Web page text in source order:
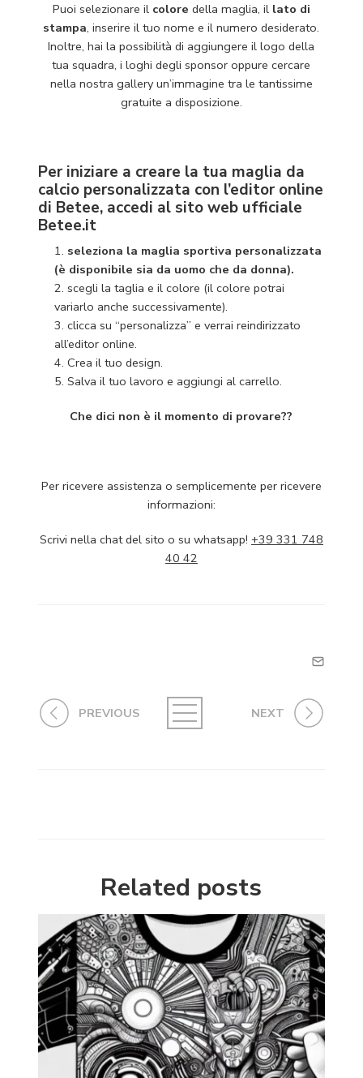
Puoi selezionare il colore della maglia, il lato di
stampa, inserire il tuo nome e il numero desiderato.
Inoltre, hai la possibilità di aggiungere il logo della
tua squadra, i loghi degli sponsor oppure cercare
nella nostra gallery un’immagine tra le tantissime
gratuite a disposizione.
Per iniziare a creare la tua maglia da
calcio personalizzata con l’editor online
di Betee, accedi al sito web ufficiale
Betee.it
seleziona la maglia sportiva personalizzata
(è disponibile sia da uomo che da donna).
scegli la taglia e il colore (il colore potrai
variarlo anche successivamente).
clicca su “personalizza” e verrai reindirizzato
all’editor online.
Crea il tuo design.
Salva il tuo lavoro e aggiungi al carrello.
Che dici non è il momento di provare??
Per ricevere assistenza o semplicemente per ricevere
informazioni:
Scrivi nella chat del sito o su whatsapp! +39 331 748
40 42
PREVIOUS NEXT
Related posts